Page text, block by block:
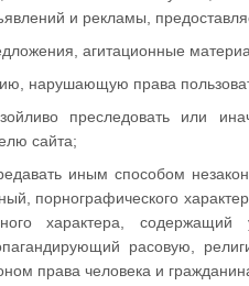
и рекламы,
агитационные
нарушающую права
преследовать или
сайта;
иным способом
порнографического
характера,
расовую,
права человека и